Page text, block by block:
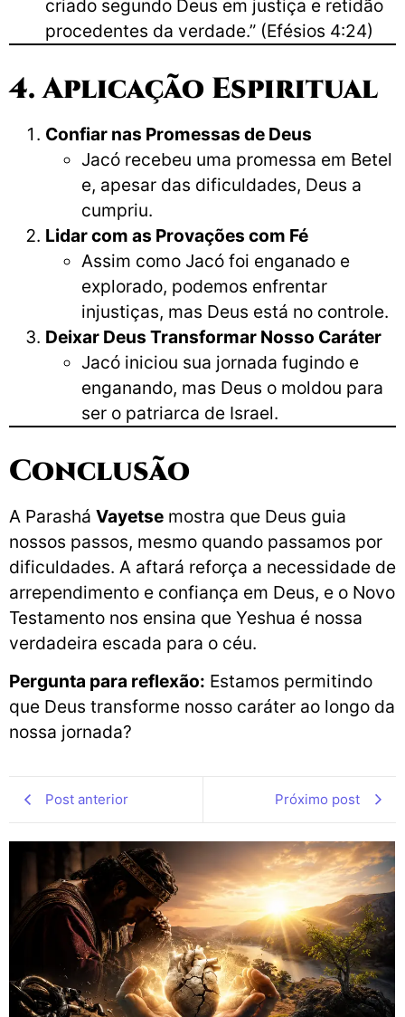
criado segundo Deus em justiça e retidão
procedentes da verdade.” (Efésios 4:24)
4. Aplicação Espiritual
Confiar nas Promessas de Deus
Jacó recebeu uma promessa em Betel
e, apesar das dificuldades, Deus a
cumpriu.
Lidar com as Provações com Fé
Assim como Jacó foi enganado e
explorado, podemos enfrentar
injustiças, mas Deus está no controle.
Deixar Deus Transformar Nosso Caráter
Jacó iniciou sua jornada fugindo e
enganando, mas Deus o moldou para
ser o patriarca de Israel.
Conclusão
A Parashá Vayetse mostra que Deus guia
nossos passos, mesmo quando passamos por
dificuldades. A aftará reforça a necessidade de
arrependimento e confiança em Deus, e o Novo
Testamento nos ensina que Yeshua é nossa
verdadeira escada para o céu.
Pergunta para reflexão: Estamos permitindo
que Deus transforme nosso caráter ao longo da
nossa jornada?
Post anterior Próximo post